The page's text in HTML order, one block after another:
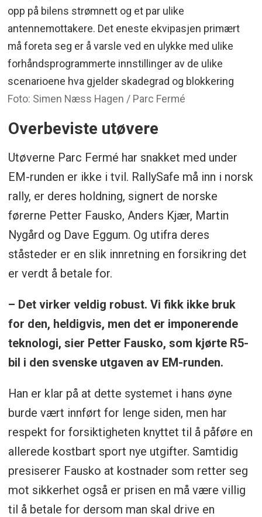
opp på bilens strømnett og et par ulike
antennemottakere. Det eneste ekvipasjen primært
må foreta seg er å varsle ved en ulykke med ulike
forhåndsprogrammerte innstillinger av de ulike
scenarioene hva gjelder skadegrad og blokkering
Foto: Simen Næss Hagen / Parc Fermé
Overbeviste utøvere
Utøverne Parc Fermé har snakket med under
EM-runden er ikke i tvil. RallySafe må inn i norsk
rally, er deres holdning, signert de norske
førerne Petter Fausko, Anders Kjær, Martin
Nygård og Dave Eggum. Og utifra deres
ståsteder er en slik innretning en forsikring det
er verdt å betale for.
– Det virker veldig robust. Vi fikk ikke bruk
for den, heldigvis, men det er imponerende
teknologi, sier Petter Fausko, som kjørte R5-
bil i den svenske utgaven av EM-runden.
Han er klar på at dette systemet i hans øyne
burde vært innført for lenge siden, men har
respekt for forsiktigheten knyttet til å påføre en
allerede kostbart sport nye utgifter. Samtidig
presiserer Fausko at kostnader som retter seg
mot sikkerhet også er prisen en må være villig
til å betale for dersom man skal drive en